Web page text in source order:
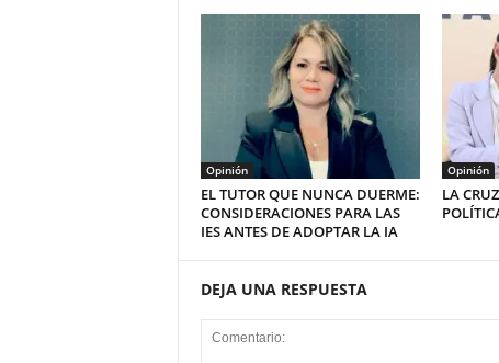
Opinión
EL TUTOR QUE NUNCA DUERME:
CONSIDERACIONES PARA LAS
IES ANTES DE ADOPTAR LA IA
Opinión
LA
DEJA UNA RESPUESTA